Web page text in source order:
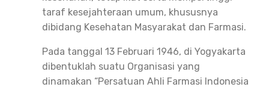
taraf kesejahteraan umum, khususnya
dibidang Kesehatan Masyarakat dan Farmasi.
Pada tanggal 13 Februari 1946, di Yogyakarta
dibentuklah suatu Organisasi yang
dinamakan “Persatuan Ahli Farmasi Indonesia